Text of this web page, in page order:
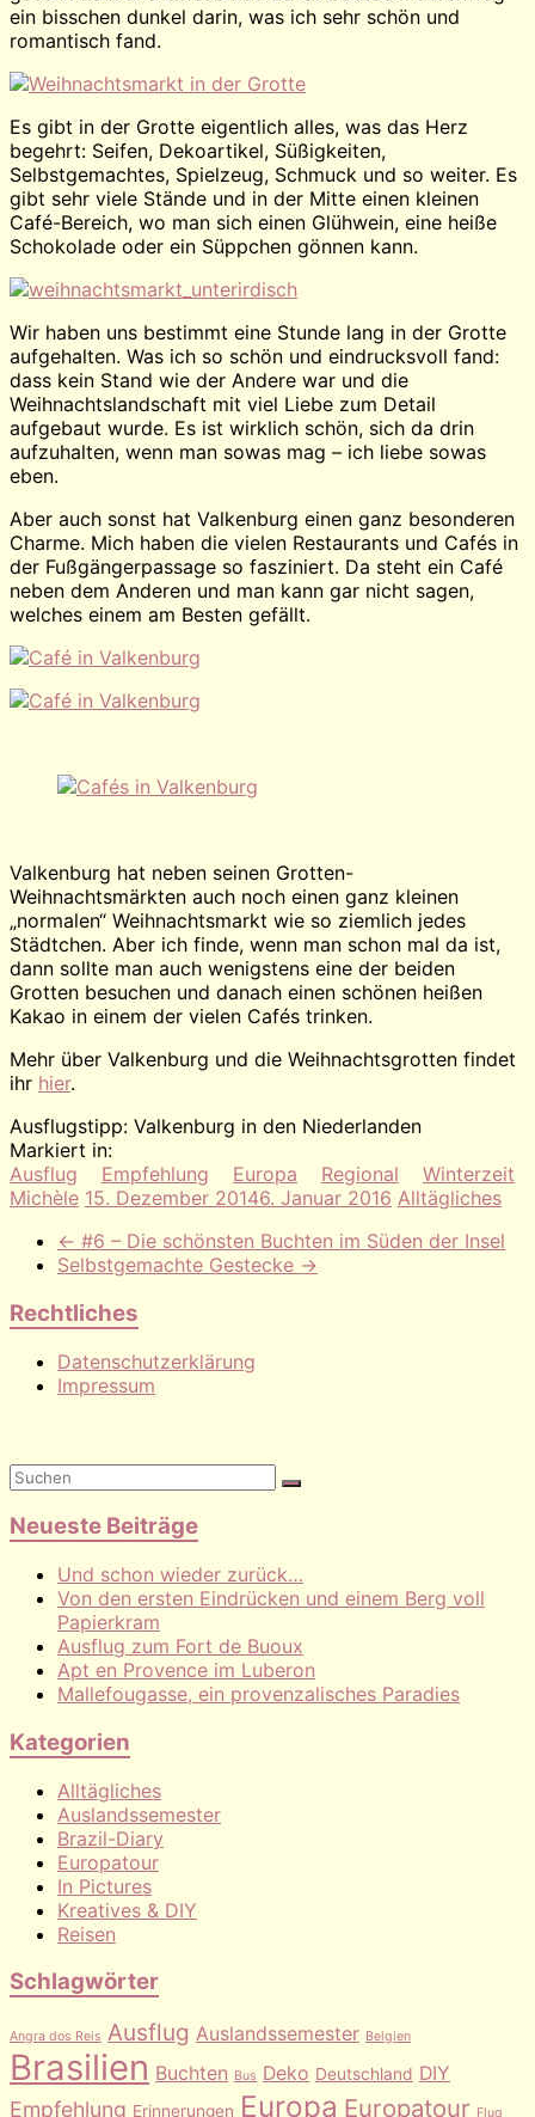
ein bisschen dunkel darin, was ich sehr schön und
romantisch fand.
Es gibt in der Grotte eigentlich alles, was das Herz
begehrt: Seifen, Dekoartikel, Süßigkeiten,
Selbstgemachtes, Spielzeug, Schmuck und so weiter. Es
gibt sehr viele Stände und in der Mitte einen kleinen
Café-Bereich, wo man sich einen Glühwein, eine heiße
Schokolade oder ein Süppchen gönnen kann.
Wir haben uns bestimmt eine Stunde lang in der Grotte
aufgehalten. Was ich so schön und eindrucksvoll fand:
dass kein Stand wie der Andere war und die
Weihnachtslandschaft mit viel Liebe zum Detail
aufgebaut wurde. Es ist wirklich schön, sich da drin
aufzuhalten, wenn man sowas mag – ich liebe sowas
eben.
Aber auch sonst hat Valkenburg einen ganz besonderen
Charme. Mich haben die vielen Restaurants und Cafés in
der Fußgängerpassage so fasziniert. Da steht ein Café
neben dem Anderen und man kann gar nicht sagen,
welches einem am Besten gefällt.
Valkenburg hat neben seinen Grotten-
Weihnachtsmärkten auch noch einen ganz kleinen
„normalen“ Weihnachtsmarkt wie so ziemlich jedes
Städtchen. Aber ich finde, wenn man schon mal da ist,
dann sollte man auch wenigstens eine der beiden
Grotten besuchen und danach einen schönen heißen
Kakao in einem der vielen Cafés trinken.
Mehr über Valkenburg und die Weihnachtsgrotten findet
ihr hier.
Ausflugstipp: Valkenburg in den Niederlanden
Markiert in:
Ausflug
Empfehlung Europa Regional
Winterzeit
Michèle 15. Dezember 20146. Januar 2016 Alltägliches
← #6 – Die schönsten Buchten im Süden der Insel
Selbstgemachte Gestecke →
Rechtliches
Datenschutzerklärung
Impressum
Neueste Beiträge
Und schon wieder zurück…
Von den ersten Eindrücken und einem Berg voll
Papierkram
Ausflug zum Fort de Buoux
Apt en Provence im Luberon
Mallefougasse, ein provenzalisches Paradies
Kategorien
Alltägliches
Auslandssemester
Brazil-Diary
Europatour
In Pictures
Kreatives & DIY
Reisen
Schlagwörter
Angra dos Reis Ausflug Auslandssemester Belgien
Brasilien Buchten Bus Deko Deutschland DIY
Empfehlung Erinnerungen Europa Europatour Flug